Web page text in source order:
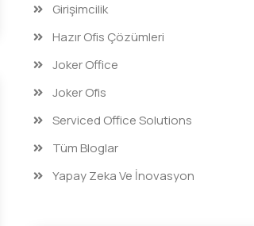
Girişimcilik
Hazır Ofis Çözümleri
Joker Office
Joker Ofis
Serviced Office Solutions
Tüm Bloglar
Yapay Zeka Ve İnovasyon